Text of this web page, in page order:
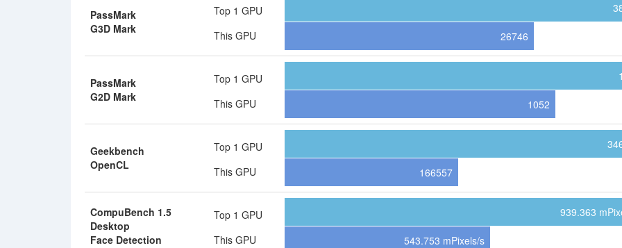
PassMark
G3D Mark
Top 1 GPU
This GPU
26746
PassMark
G2D Mark
Top 1 GPU
This GPU
1052
Geekbench
OpenCL
Top 1 GPU
This GPU
166557
CompuBench 1.5
Desktop
Face Detection
Top 1 GPU
This GPU
939.363
543.753 mPixels/s